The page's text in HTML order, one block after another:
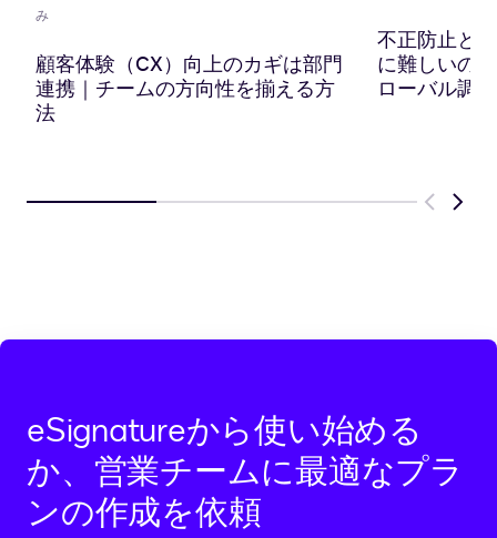
に
コ
ピ
み
顧客体験（CX）向上のカギは部門
連携｜チームの方向性を揃える方
法
不正防止と
に難しいの
ローバル調
Previous
Next
eSignatureから使い始める
か、営業チームに最適なプラ
ンの作成を依頼